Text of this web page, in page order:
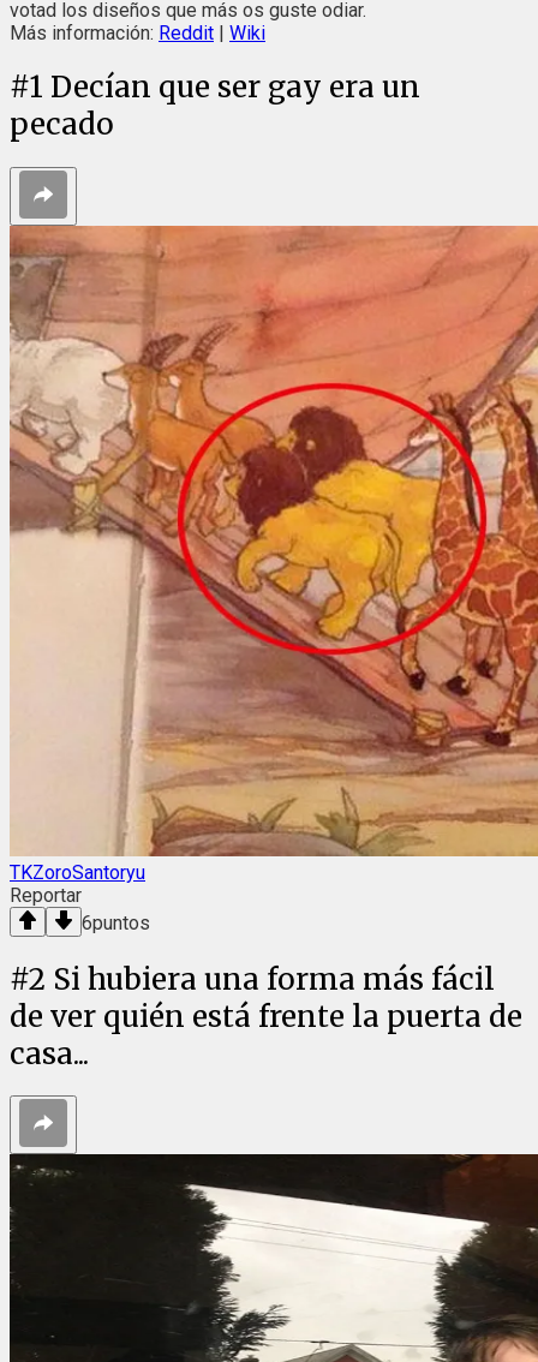
votad los diseños que más os guste odiar.
Más información: Reddit | Wiki
#1 Decían que ser gay era un
pecado
TKZoroSantoryu
Reportar
6puntos
#2 Si hubiera una forma más fácil
de ver quién está frente la puerta de
casa...